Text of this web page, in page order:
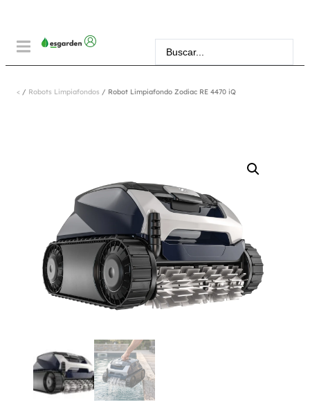
< / Robots Limpiafondos / Robot Limpiafondo Zodiac RE 4470 iQ